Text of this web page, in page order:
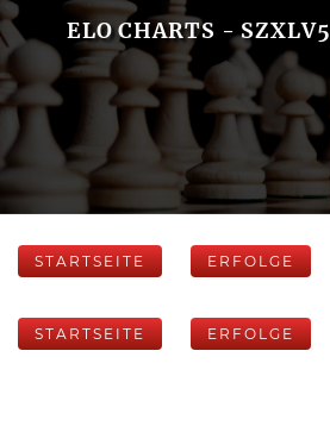
ELO CHARTS -
STARTSEITE ERFOLGE
STARTSEITE ERFOLGE